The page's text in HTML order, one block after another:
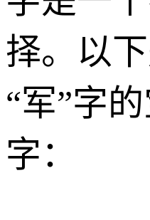
择。以
“军”字
字：